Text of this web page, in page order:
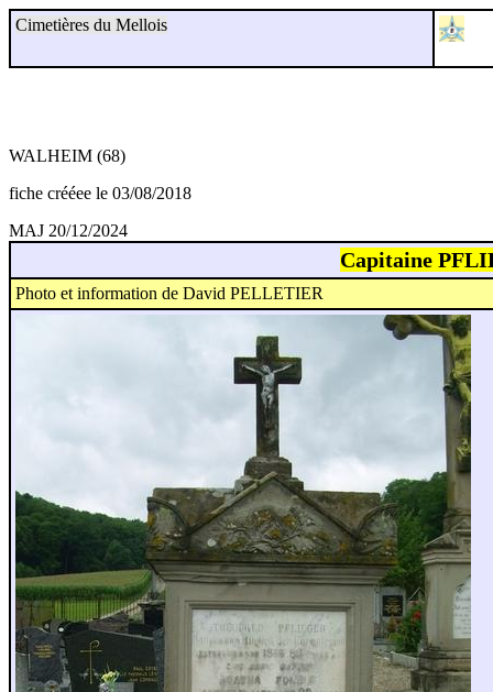
Cimetières du Mellois
WALHEIM (68)
fiche crééee le 03/08/2018
MAJ 20/12/2024
Capitaine
Photo et information de David PELLETIER